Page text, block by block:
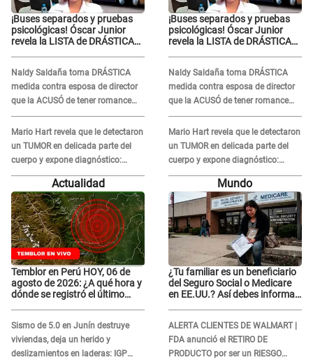
¡Buses separados y pruebas
psicológicas! Óscar Junior
revela la LISTA de DRÁSTICAS
Naldy Saldaña
Naldy Saldaña toma DRÁSTICA
medida contra esposa de director
que la ACUSÓ de tener romance
con él: "Muy triste..."
Mario Hart revela que le detectaron
un TUMOR en delicada parte del
cuerpo y expone diagnóstico:
"Dolores muy fuertes..."
¡Buses separados y pruebas
psicológicas! Óscar Junior
revela la LISTA de DRÁSTICAS
Naldy Saldaña
Naldy Saldaña toma DRÁSTICA
medida contra esposa de director
que la ACUSÓ de tener romance
con él: "Muy triste..."
Mario Hart revela que le detectaron
un TUMOR en delicada parte del
cuerpo y expone diagnóstico:
"Dolores muy fuertes..."
Actualidad
Temblor en Perú HOY, 06 de
agosto de 2026: ¿A qué hora y
dónde se registró el último
Sismo de 5.0 en Junín destruye
viviendas, deja un herido y
deslizamientos en laderas: IGP
Mundo
¿Tu familiar es un beneficiario
del Seguro Social o Medicare
en EE.UU.? Así debes informar
ALERTA CLIENTES DE WALMART |
FDA anunció el RETIRO DE
PRODUCTO por ser un RIESGO